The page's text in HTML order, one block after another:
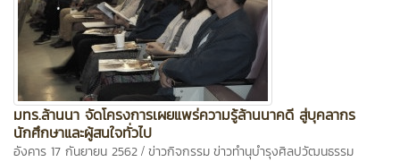
มทร.ล้านนา จัดโครงการเผยแพร่ความรู้ล้านนาคดี สู่บุคลากร
นักศึกษาและผู้สนใจทั่วไป
อังคาร 17 กันยายน 2562 / ข่าวกิจกรรมข่าวทำนุบำรุงศิลปวัฒนธรรม